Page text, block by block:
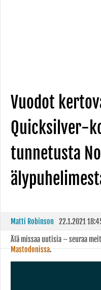
Vuodot
Quicksilver-
tunnetusta
Matti Robinson 22.1.2021
Älä missaa uutisia – seuraa
Mastodonissa.